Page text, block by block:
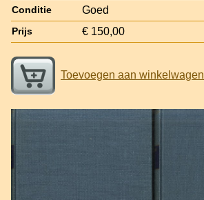
Conditie Goed
Prijs € 150,00
Toevoegen aan winkelwagen